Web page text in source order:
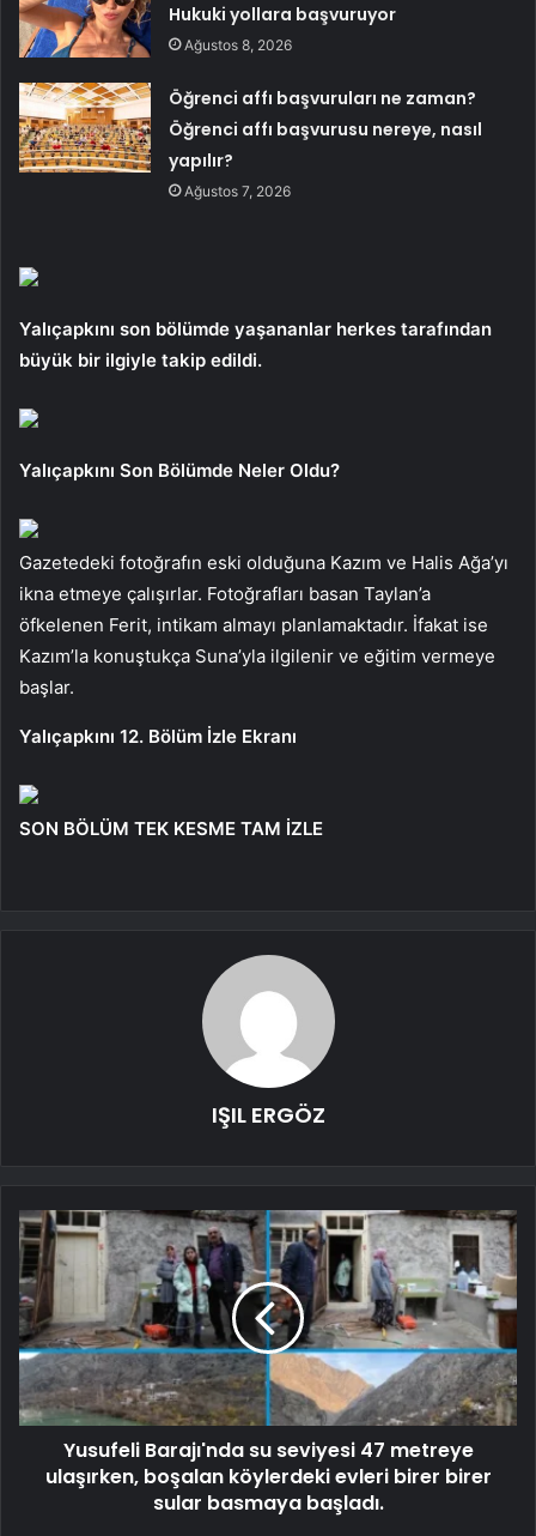
Hukuki yollara başvuruyor
Ağustos 8, 2026
Öğrenci affı başvuruları ne zaman?
Öğrenci affı başvurusu nereye, nasıl
yapılır?
Ağustos 7, 2026
Yalıçapkını son bölümde yaşananlar herkes tarafından
büyük bir ilgiyle takip edildi.
Yalıçapkını Son Bölümde Neler Oldu?
Gazetedeki fotoğrafın eski olduğuna Kazım ve Halis Ağa’yı
ikna etmeye çalışırlar. Fotoğrafları basan Taylan’a
öfkelenen Ferit, intikam almayı planlamaktadır. İfakat ise
Kazım’la konuştukça Suna’yla ilgilenir ve eğitim vermeye
başlar.
Yalıçapkını 12. Bölüm İzle Ekranı
SON BÖLÜM TEK KESME TAM İZLE
IŞIL ERGÖZ
Yusufeli Barajı'nda su seviyesi 47 metreye
ulaşırken, boşalan köylerdeki evleri birer birer
sular basmaya başladı.